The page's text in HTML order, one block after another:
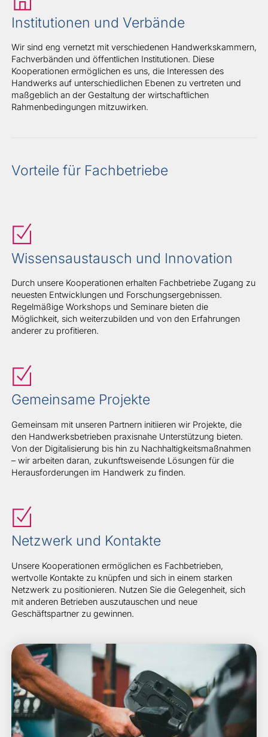
Institutionen und Verbände
Wir sind eng vernetzt mit verschiedenen Handwerkskammern,
Fachverbänden und öffentlichen Institutionen. Diese
Kooperationen ermöglichen es uns, die Interessen des
Handwerks auf unterschiedlichen Ebenen zu vertreten und
maßgeblich an der Gestaltung der wirtschaftlichen
Rahmenbedingungen mitzuwirken.
Vorteile für Fachbetriebe
Wissensaustausch und Innovation
Durch unsere Kooperationen erhalten Fachbetriebe Zugang zu
neuesten Entwicklungen und Forschungsergebnissen.
Regelmäßige Workshops und Seminare bieten die
Möglichkeit, sich weiterzubilden und von den Erfahrungen
anderer zu profitieren.
Gemeinsame Projekte
Gemeinsam mit unseren Partnern initiieren wir Projekte, die
den Handwerksbetrieben praxisnahe Unterstützung bieten.
Von der Digitalisierung bis hin zu Nachhaltigkeitsmaßnahmen
– wir arbeiten daran, zukunftsweisende Lösungen für die
Herausforderungen im Handwerk zu finden.
Netzwerk und Kontakte
Unsere Kooperationen ermöglichen es Fachbetrieben,
wertvolle Kontakte zu knüpfen und sich in einem starken
Netzwerk zu positionieren. Nutzen Sie die Gelegenheit, sich
mit anderen Betrieben auszutauschen und neue
Geschäftspartner zu gewinnen.
Bild